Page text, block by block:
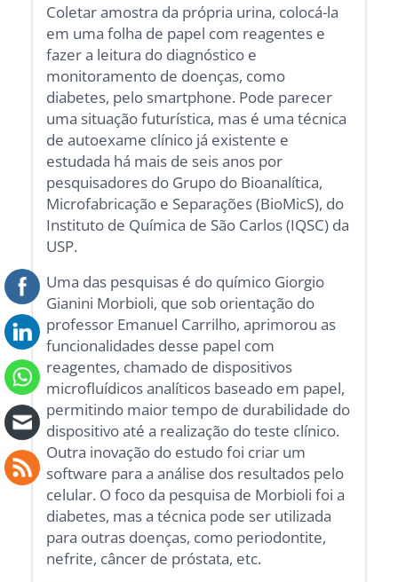
Coletar amostra da própria urina, colocá-la
em uma folha de papel com reagentes e
fazer a leitura do diagnóstico e
monitoramento de doenças, como
diabetes, pelo smartphone. Pode parecer
uma situação futurística, mas é uma técnica
de autoexame clínico já existente e
estudada há mais de seis anos por
pesquisadores do Grupo do Bioanalítica,
Microfabricação e Separações (BioMicS), do
Instituto de Química de São Carlos (IQSC) da
USP.
Uma das pesquisas é do químico Giorgio
Gianini Morbioli, que sob orientação do
professor Emanuel Carrilho, aprimorou as
funcionalidades desse papel com
reagentes, chamado de dispositivos
microfluídicos analíticos baseado em papel,
permitindo maior tempo de durabilidade do
dispositivo até a realização do teste clínico.
Outra inovação do estudo foi criar um
software para a análise dos resultados pelo
celular. O foco da pesquisa de Morbioli foi a
diabetes, mas a técnica pode ser utilizada
para outras doenças, como periodontite,
nefrite, câncer de próstata, etc.